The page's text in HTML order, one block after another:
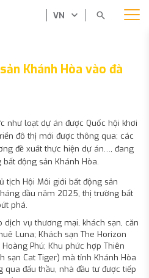
VN
Khánh Hòa vào đà
như loạt dự án được Quốc hội khơi
đô thị mới được thông qua; các
đề xuất thực hiện dự án…, đang
động sản Khánh Hòa.
tịch Hội Môi giới bất động sản
đầu năm 2025, thị trường bất
phá.
vụ thương mại, khách sạn, căn
Luna; Khách sạn The Horizon
Phú; Khu phức hợp Thiên
sạn Cat Tiger) mà tỉnh Khánh Hòa
qua đấu thầu, nhà đầu tư được tiếp